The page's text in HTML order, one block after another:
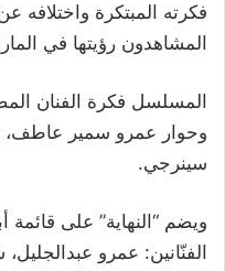
فكرته المبتكرة واختلافه
المشاهدون رؤيتها في
المسلسل فكرة الفنان
وحوار عمرو سمير عاطف،
سينرجي.
ويضم “النهاية” على
الفنّانين: عمرو